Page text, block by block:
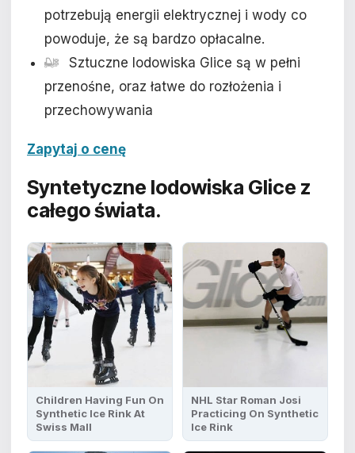
Slovenčina
العربية
potrzebują energii elektrycznej i wody co
powoduje, że są bardzo opłacalne.
Sztuczne lodowiska Glice są w pełni
przenośne, oraz łatwe do rozłożenia i
przechowywania
Zapytaj o cenę
Syntetyczne lodowiska Glice z
całego świata.
Children Having Fun On
Synthetic Ice Rink At
Swiss Mall
NHL Star Roman Josi
Practicing On Synthetic
Ice Rink